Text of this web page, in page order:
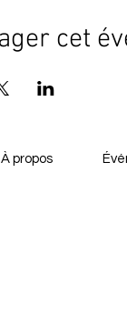
cet
À propos